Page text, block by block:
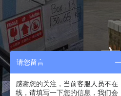
请您留言
感谢您的关注，当前客服人员不在
线，请填写一下您的信息，我们会